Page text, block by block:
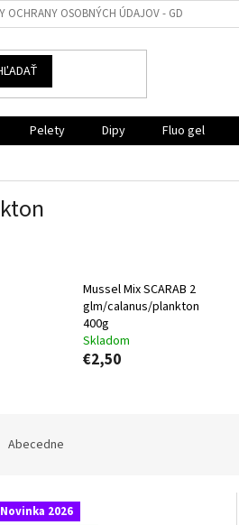
OCHRANY OSOBNÝCH ÚDAJOV - GDPR
Pelety Dipy Fluo gel
Mussel Mix SCARAB 2
glm/calanus/plankton
400g
Skladom
€2,50
Abecedne
Novinka 2026